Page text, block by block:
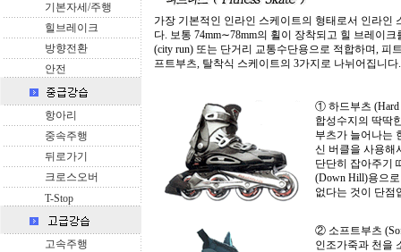
기본자세/주행
힐브레이크
방향전환
안전
항아리
중속주행
뒤로가기
크로스오버
T-Stop
고속주행
가장 기본적인 인라인 스케이트의 형태로서 인라인
다. 보통 74mm∼78mm의 휠이 장착되고 힐 브레이
(city run) 또는 단거리 교통수단용으로 적합하며, 피
프트부츠, 탈착식 스케이트의 3가지로 나뉘어집니다.
① 하드부츠 (Hard
합성수지의 딱딱
부츠가 늘어나는
신 버클을 사용해
단단히 잡아주기
(Down Hill)용으
없다는 것이 단점
② 소프트부츠
인조가죽과 천을